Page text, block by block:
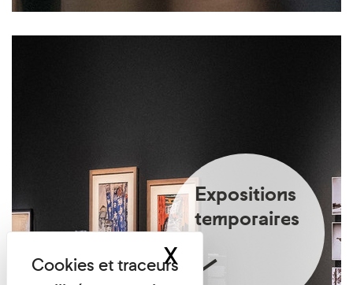
Expositions
temporaires
XMasquer le